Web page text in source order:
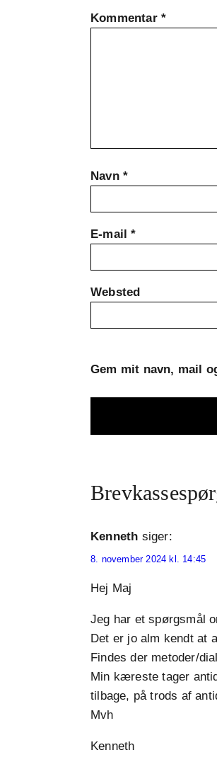
Kommentar *
Navn *
E-mail*
Websted
Gem mit navn, mail
Kenneth siger:
8. november 2024 kl. 14:45
Hej Maj
Jeg har et spørgsmål
Det er jo alm kendt at
Findes der metoder/
Min kæreste tager
tilbage, på trods af
Mvh
Kenneth